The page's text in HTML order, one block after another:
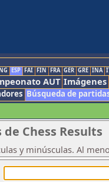
ESP FAI FIN FRA GER GRE INA
AUT Imágenes
Búsqueda de
Chess Results
y minúsculas. Al